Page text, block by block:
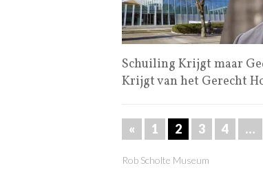
Schuiling Krijgt maar
Krijgt van het Gerecht
« 1 2 3 4 …
Rob Scholte Museum